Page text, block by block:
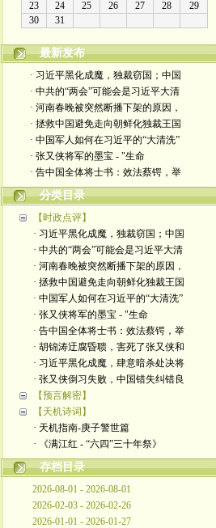
最新发布
· 习近平黑化成魔，独裁窃国；中国
· 中共的“两会”可能会是习近平大清
· 河南春晚被突然断播下架的原因，
· 拯救中国避免走向朝鲜化独裁王国
· 中国军人如何在习近平的“大清洗”
· 张又侠将军的墨宝 - "生命
· 告中国全体将士书：效法蔡锷，举
分类目录
【时政点评】
· 习近平黑化成魔，独裁窃国；中国
· 中共的“两会”可能会是习近平大清
· 河南春晚被突然断播下架的原因，
· 拯救中国避免走向朝鲜化独裁王国
· 中国军人如何在习近平的“大清洗”
· 张又侠将军的墨宝 - "生命
· 告中国全体将士书：效法蔡锷，举
· 胡锦涛迂腐昏聩，害死了张又侠和
· 习近平黑化成魔，肆意暗杀处决将
· 张又侠倒习失败，中国错失纠错良
【预言解密】
【天机诗词】
· 天机指南-庚子警世篇
· 《满江红 - “六四”三十年祭》
存档目录
2026-08-01 - 2026-08-01
2026-02-03 - 2026-02-26
2026-01-01 - 2026-01-27